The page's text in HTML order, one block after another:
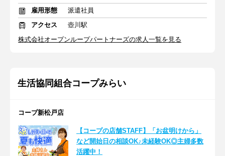
雇用形態
派遣社員
アクセス
壺川駅
株式会社オープンループパートナーズの求人一覧を見る
生活協同組合コープみらい
コープ新松戸店
【コープの店舗STAFF】「お盆明けから」
など開始日の相談OK♪未経験OK◎主婦多数
活躍中！